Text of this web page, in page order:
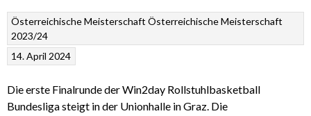
Österreichische Meisterschaft Österreichische Meisterschaft
2023/24
14. April 2024
Die erste Finalrunde der Win2day Rollstuhlbasketball
Bundesliga steigt in der Unionhalle in Graz. Die